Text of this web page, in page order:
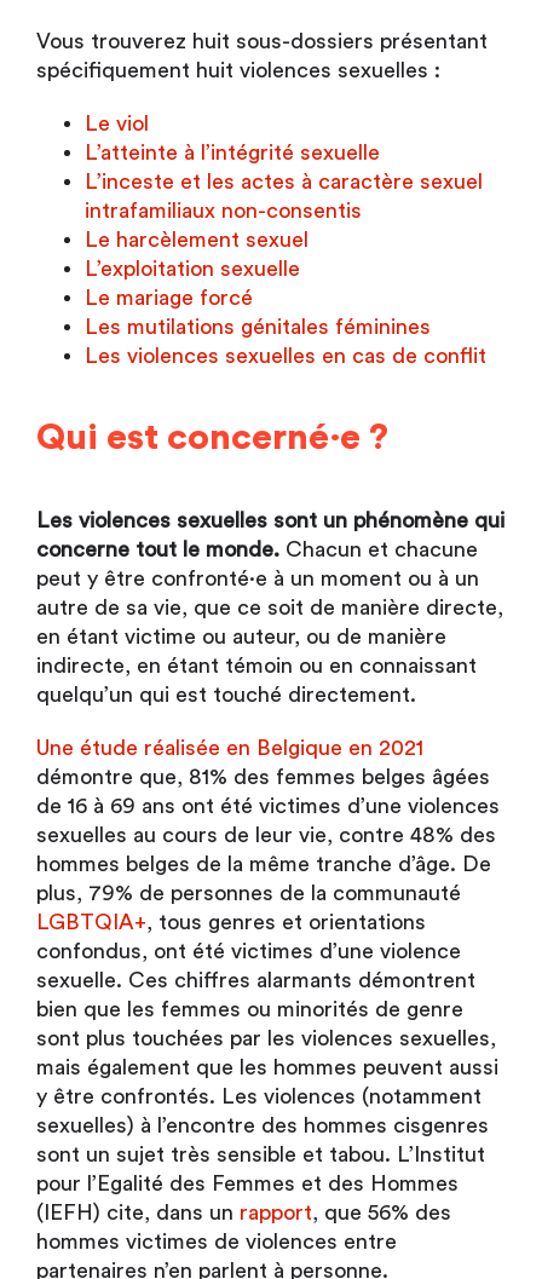
Vous trouverez huit sous-dossiers présentant
spécifiquement huit violences sexuelles :
Le viol
L’atteinte à l’intégrité sexuelle
L’inceste et les actes à caractère sexuel
intrafamiliaux non-consentis
Le harcèlement sexuel
L’exploitation sexuelle
Le mariage forcé
Les mutilations génitales féminines
Les violences sexuelles en cas de conflit
Qui est concerné·e ?
Les violences sexuelles sont un phénomène qui
concerne tout le monde. Chacun et chacune
peut y être confronté·e à un moment ou à un
autre de sa vie, que ce soit de manière directe,
en étant victime ou auteur, ou de manière
indirecte, en étant témoin ou en connaissant
quelqu’un qui est touché directement.
Une étude réalisée en Belgique en 2021
démontre que, 81% des femmes belges âgées
de 16 à 69 ans ont été victimes d’une violences
sexuelles au cours de leur vie, contre 48% des
hommes belges de la même tranche d’âge. De
plus, 79% de personnes de la communauté
LGBTQIA+, tous genres et orientations
confondus, ont été victimes d’une violence
sexuelle. Ces chiffres alarmants démontrent
bien que les femmes ou minorités de genre
sont plus touchées par les violences sexuelles,
mais également que les hommes peuvent aussi
y être confrontés. Les violences (notamment
sexuelles) à l’encontre des hommes cisgenres
sont un sujet très sensible et tabou. L’Institut
pour l’Egalité des Femmes et des Hommes
(IEFH) cite, dans un rapport, que 56% des
hommes victimes de violences entre
partenaires n’en parlent à personne.